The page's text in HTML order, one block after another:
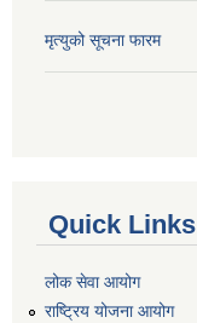
मृत्युको सूचना फारम
Quick Links
लोक सेवा आयोग
राष्ट्रिय योजना आयोग